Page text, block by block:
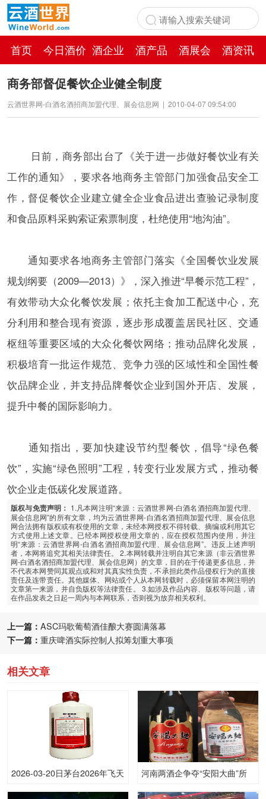
首页 今日酒价 酒企业 酒产品 酒展会
酒资讯
百科
商务部督促餐饮企业健全制度
云酒世界网-白酒名酒招商加盟代理、展会信息网 | 2010-04-07 09:54:00
日前，商务部出台了《关于进一步做好餐饮业有关
工作的通知》，要求各地商务主管部门加强食品安全工
作，督促餐饮企业建立健全企业食品进出查验记录制度
和食品原料采购索证索票制度，杜绝使用“地沟油”。
通知要求各地商务主管部门落实《全国餐饮业发展
规划纲要（2009—2013）》，深入推进“早餐示范工程”，
有效带动大众化餐饮发展；依托主食加工配送中心，充
分利用和整合现有资源，逐步形成覆盖居民社区、交通
枢纽等重要区域的大众化餐饮网络；推动品牌化发展，
积极培育一批运作规范、竞争力强的区域性和全国性餐
饮品牌企业，并支持品牌餐饮企业到国外开店、发展，
提升中餐的国际影响力。
通知指出，要加快建设节约型餐饮，倡导“绿色餐
饮”，实施“绿色照明”工程，转变行业发展方式，推动餐
饮企业走低碳化发展道路。
版权与免责声明： 1.凡本网注明“来源：云酒世界网-白酒名酒招商加盟代理、
展会信息网”的所有文章，均为云酒世界网-白酒名酒招商加盟代理、展会信息
网合法拥有版权或有权使用的文章，未经本网授权不得转载、摘编或利用其它
方式使用上述文章。已经本网授权使用文章的，应在授权范围内使用，并注
明“来源：云酒世界网-白酒名酒招商加盟代理、展会信息网”。违反上述声明
者，本网将追究其相关法律责任。 2.本网转载并注明自其它来源（非云酒世界
网-白酒名酒招商加盟代理、展会信息网）的文章，目的在于传递更多信息，并
不代表本网赞同其观点或和对其真实性负责，不承担此类作品侵权行为的直接
责任及连带责任。其他媒体、网站或个人从本网转载时，必须保留本网注明的
文章第一来源，并自负版权等法律责任。 3.如涉及作品内容、版权等问题，请
在作品发表之日起一周内与本网联系，否则视为放弃相关权利。
上一篇： ASC玛歌葡萄酒佳酿大赛圆满落幕
下一篇： 重庆啤酒实际控制人拟筹划重大事项
相关文章
2026-03-20日茅台2026年飞天
河南两酒企争夺“安阳大曲”所